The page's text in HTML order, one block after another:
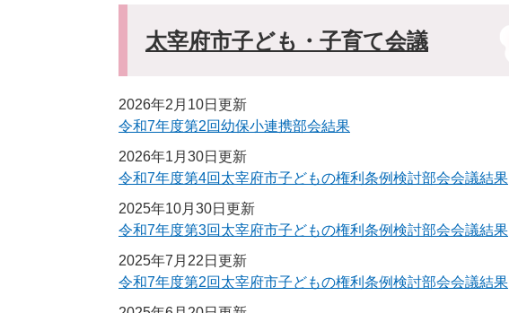
太宰府市子ども・子育て会議
2026年2月10日更新
令和7年度第2回幼保小連携部会結果
2026年1月30日更新
令和7年度第4回太宰府市子どもの権利条例検討部会会議結果
2025年10月30日更新
令和7年度第3回太宰府市子どもの権利条例検討部会会議結果
2025年7月22日更新
令和7年度第2回太宰府市子どもの権利条例検討部会会議結果